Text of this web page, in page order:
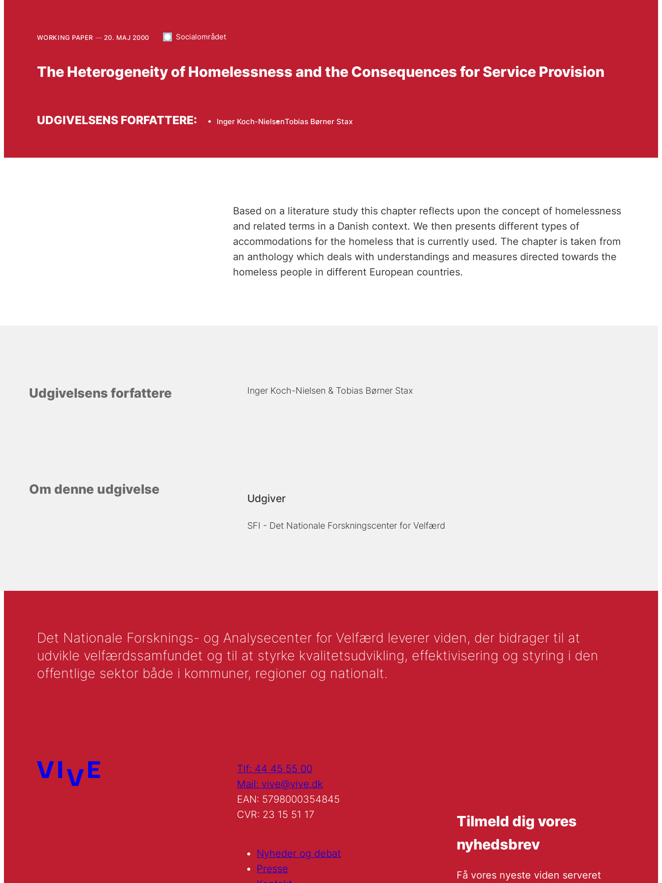
WORKING PAPER 20. MAJ 2000 Socialområdet
The Heterogeneity of Homelessness and the Consequences for Service Provision
UDGIVELSENS FORFATTERE: Inger Koch-NielsenTobias Børner Stax
Based on a literature study this chapter reflects upon the concept of homelessness
and related terms in a Danish context. We then presents different types of
accommodations for the homeless that is currently used. The chapter is taken from
an anthology which deals with understandings and measures directed towards the
homeless people in different European countries.
Udgivelsens forfattere Inger Koch-Nielsen Tobias Børner Stax
Om denne udgivelse
Udgiver
SFI - Det Nationale Forskningscenter for Velfærd
Det Nationale Forsknings- og Analysecenter for Velfærd leverer viden, der bidrager til at
udvikle velfærdssamfundet og til at styrke kvalitetsudvikling, effektivisering og styring i den
offentlige sektor både i kommuner, regioner og nationalt.
Tlf: 44 45 55 00
Mail: vive@vive.dk
EAN: 5798000354845
CVR: 23 15 51 17
Nyheder og debat
Presse
Tilmeld dig vores
nyhedsbrev
Få vores nyeste viden serveret